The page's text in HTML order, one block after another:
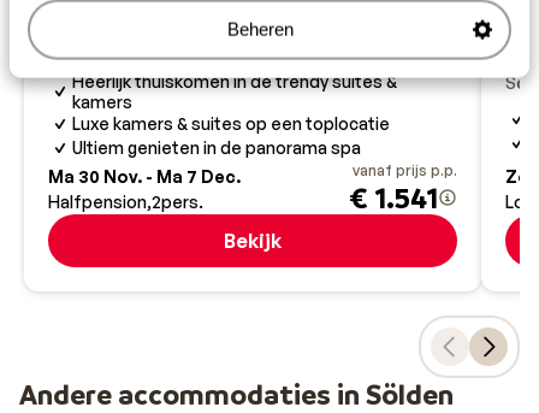
Beheren
VAYA Hotel Sölden
Heerlijk thuiskomen in de trendy suites &
kamers
Luxe kamers & suites op een toplocatie
Ultiem genieten in de panorama spa
Ma 30 Nov. - Ma 7 Dec.
Halfpension 2pers.
vanaf prijs p.p.
€ 1.541
Bekijk
Zo
Andere accommodaties in Sölden